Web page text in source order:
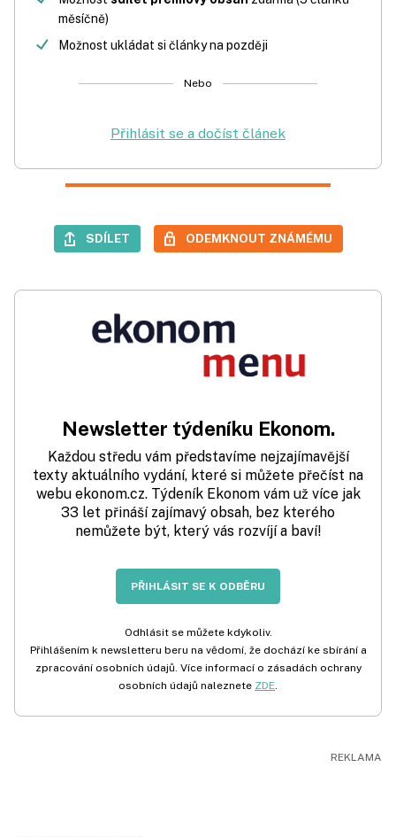
měsíčně)
Možnost ukládat si články na později
Nebo
Přihlásit se a dočíst článek
SDÍLET ODEMKNOUT ZNÁMÉMU
Newsletter týdeníku Ekonom.
Každou středu vám představíme nejzajímavější
texty aktuálního vydání, které si můžete přečíst na
webu ekonom.cz. Týdeník Ekonom vám už více jak
33 let přináší zajímavý obsah, bez kterého
nemůžete být, který vás rozvíjí a baví!
PŘIHLÁSIT SE K ODBĚRU
Odhlásit se můžete kdykoliv.
Přihlášením k newsletteru beru na vědomí, že dochází ke sbírání a
zpracování osobních údajů. Více informací o zásadách ochrany
osobních údajů naleznete ZDE.